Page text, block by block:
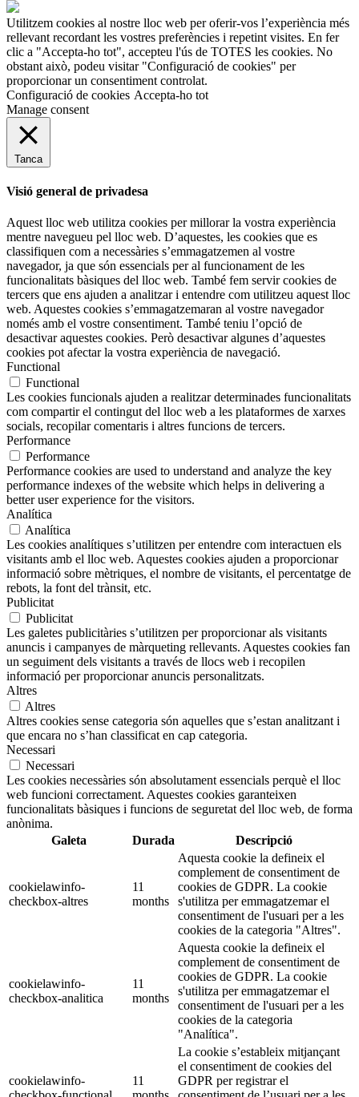
Utilitzem cookies al nostre lloc web per oferir-vos l’experiència més
rellevant recordant les vostres preferències i repetint visites. En fer
clic a "Accepta-ho tot", accepteu l'ús de TOTES les cookies. No
obstant això, podeu visitar "Configuració de cookies" per
proporcionar un consentiment controlat.
Configuració de cookies Accepta-ho tot
Manage consent
Tanca
Visió general de privadesa
Aquest lloc web utilitza cookies per millorar la vostra experiència
mentre navegueu pel lloc web. D’aquestes, les cookies que es
classifiquen com a necessàries s’emmagatzemen al vostre
navegador, ja que són essencials per al funcionament de les
funcionalitats bàsiques del lloc web. També fem servir cookies de
tercers que ens ajuden a analitzar i entendre com utilitzeu aquest lloc
web. Aquestes cookies s’emmagatzemaran al vostre navegador
només amb el vostre consentiment. També teniu l’opció de
desactivar aquestes cookies. Però desactivar algunes d’aquestes
cookies pot afectar la vostra experiència de navegació.
Functional
Functional
Les cookies funcionals ajuden a realitzar determinades funcionalitats
com compartir el contingut del lloc web a les plataformes de xarxes
socials, recopilar comentaris i altres funcions de tercers.
Performance
Performance
Performance cookies are used to understand and analyze the key
performance indexes of the website which helps in delivering a
better user experience for the visitors.
Analítica
Analítica
Les cookies analítiques s’utilitzen per entendre com interactuen els
visitants amb el lloc web. Aquestes cookies ajuden a proporcionar
informació sobre mètriques, el nombre de visitants, el percentatge de
rebots, la font del trànsit, etc.
Publicitat
Publicitat
Les galetes publicitàries s’utilitzen per proporcionar als visitants
anuncis i campanyes de màrqueting rellevants. Aquestes cookies fan
un seguiment dels visitants a través de llocs web i recopilen
informació per proporcionar anuncis personalitzats.
Altres
Altres
Altres cookies sense categoria són aquelles que s’estan analitzant i
que encara no s’han classificat en cap categoria.
Necessari
Necessari
Les cookies necessàries són absolutament essencials perquè el lloc
web funcioni correctament. Aquestes cookies garanteixen
funcionalitats bàsiques i funcions de seguretat del lloc web, de forma
anònima.
Galeta
Durada Descripció
cookielawinfo-
checkbox-altres
11
months
Aquesta cookie la defineix el
complement de consentiment de
cookies de GDPR. La cookie
s'utilitza per emmagatzemar el
consentiment de l'usuari per a les
cookies de la categoria "Altres".
cookielawinfo-
checkbox-analitica
11
months
Aquesta cookie la defineix el
complement de consentiment de
cookies de GDPR. La cookie
s'utilitza per emmagatzemar el
consentiment de l'usuari per a les
cookies de la categoria
"Analítica".
cookielawinfo-
11
La cookie s’estableix mitjançant
el consentiment de cookies del
GDPR per registrar el